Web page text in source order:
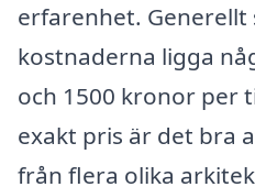
erfarenhet. Generellt
kostnaderna ligga
och 1500 kronor per
exakt pris är det bra
från flera olika